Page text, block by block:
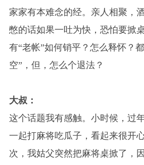
家家有本难念的经。亲人相聚，
憋的话如果一吐为快，恐怕要掀
有“老帐”如何销平？怎么释怀？
空”，但，怎么个退法？
大叔：
这个话题我有感触。小时候，过
一起打麻将吃瓜子，看起来很开
次，我姑父突然把麻将桌掀了，